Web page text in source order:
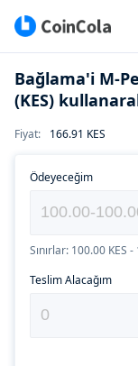
Bağlama'i M-
(KES)
Fiyat: 166.91 KES
Ödeyeceğim
Sınırlar: 100.00 KES -
Teslim Alacağım